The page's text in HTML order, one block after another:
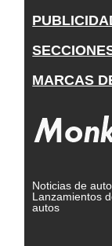
MARCAS
Noticias de
Lanzamientos
autos